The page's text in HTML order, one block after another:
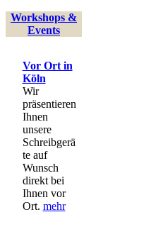
Workshops &
Events
Vor Ort in
Köln
Wir
präsentieren
Ihnen
unsere
Schreibgerä
te auf
Wunsch
direkt bei
Ihnen vor
Ort. mehr